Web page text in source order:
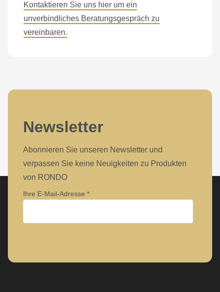
Kontaktieren Sie uns hier um ein
unverbindliches Beratungsgespräch zu
vereinbaren.
Newsletter
Abonnieren Sie unseren Newsletter und
verpassen Sie keine Neuigkeiten zu Produkten
von RONDO
Ihre E-Mail-Adresse